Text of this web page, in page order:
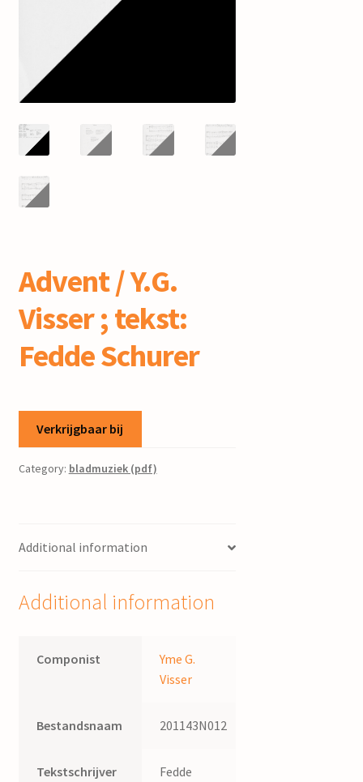
Advent / Y.G.
Visser ; tekst:
Fedde Schurer
Verkrijgbaar bij
Category: bladmuziek (pdf)
Additional information
Additional information
Componist
Yme G.
Visser
Bestandsnaam 201143N012
Tekstschrijver
Fedde